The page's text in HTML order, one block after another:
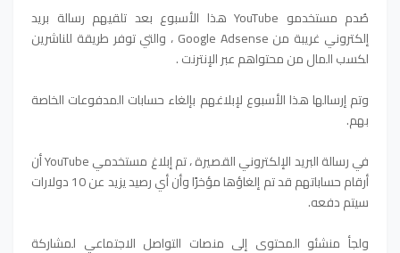
صُدم مستخدمو YouTube هذا الأسبوع بعد تلقيهم رسالة بريد
إلكتروني غريبة من Google Adsense ، والتي توفر طريقة للناشرين
لكسب المال من محتواهم عبر الإنترنت .
وتم إرسالها هذا الأسبوع لإبلاغهم بإلغاء حسابات المدفوعات الخاصة
بهم.
في رسالة البريد الإلكتروني القصيرة ، تم إبلاغ مستخدمي YouTube أن
أرقام حساباتهم قد تم إلغاؤها مؤخرًا وأن أي رصيد يزيد عن 10 دولارات
سيتم دفعه.
ولجأ منشئو المحتوى إلى منصات التواصل الاجتماعي لمشاركة